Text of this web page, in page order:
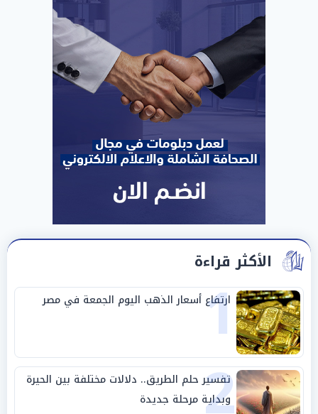
الأكثر قراءة
1
ارتفاع أسعار الذهب اليوم الجمعة في مصر
تفسير حلم الطريق.. دلالات مختلفة بين الحيرة
وبداية مرحلة جديدة